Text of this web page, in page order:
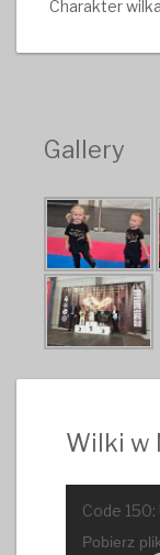
Charakter
Gallery
Wilki w
Code 150:
Pobierz